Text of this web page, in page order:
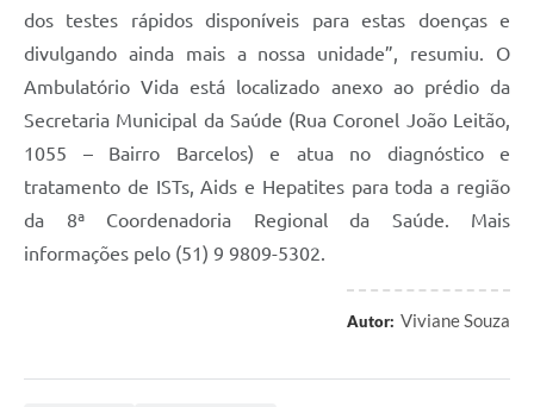
dos testes rápidos disponíveis para estas doenças e
divulgando ainda mais a nossa unidade”, resumiu. O
Ambulatório Vida está localizado anexo ao prédio da
Secretaria Municipal da Saúde (Rua Coronel João Leitão,
1055 – Bairro Barcelos) e atua no diagnóstico e
tratamento de ISTs, Aids e Hepatites para toda a região
da 8ª Coordenadoria Regional da Saúde. Mais
informações pelo (51) 9 9809-5302.
Autor: Viviane Souza